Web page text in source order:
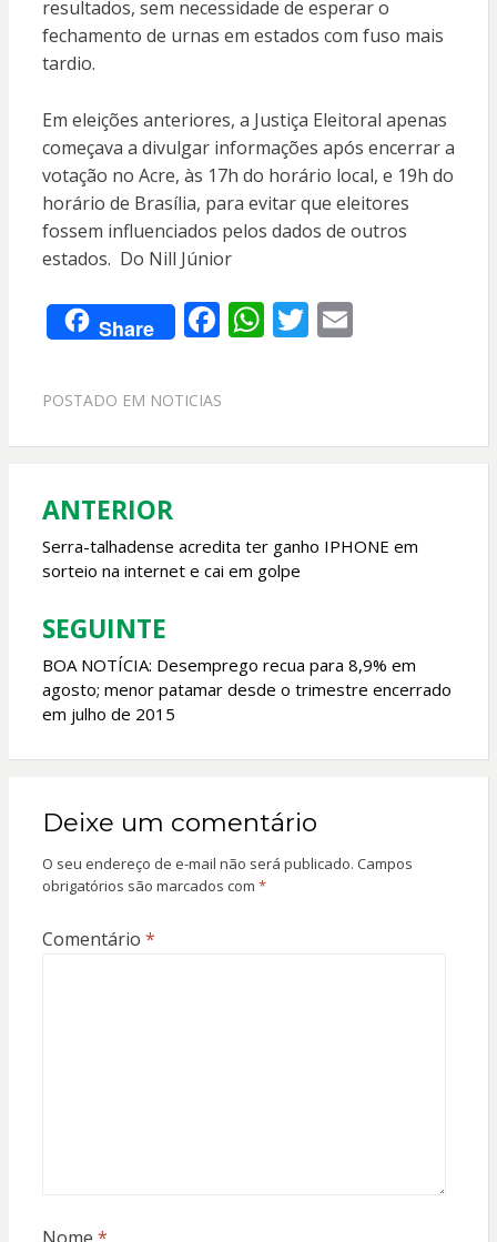
resultados, sem necessidade de esperar o
fechamento de urnas em estados com fuso mais
tardio.
Em eleições anteriores, a Justiça Eleitoral apenas
começava a divulgar informações após encerrar a
votação no Acre, às 17h do horário local, e 19h do
horário de Brasília, para evitar que eleitores
fossem influenciados pelos dados de outros
estados. Do Nill Júnior
Share F
e
o
k
W
A
p
T E
POSTADO EM NOTICIAS
Navegação
de
Post
ANTERIOR
Serra-talhadense acredita ter ganho IPHONE em
sorteio na internet e cai em golpe
SEGUINTE
BOA NOTÍCIA: Desemprego recua para 8,9% em
agosto; menor patamar desde o trimestre encerrado
em julho de 2015
Deixe um comentário
O seu endereço de e-mail não será publicado. Campos
obrigatórios são marcados com *
Comentário *